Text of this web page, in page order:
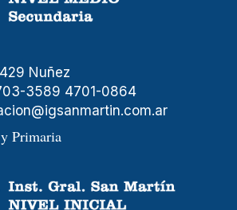
Nuñez
3589 4701-0864
Primaria